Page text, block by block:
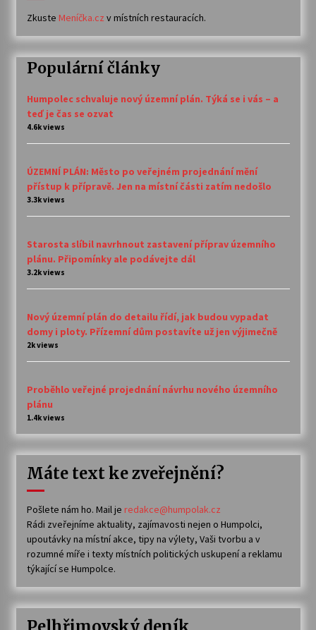
Zkuste Meníčka.cz v místních restauracích.
Populární články
Humpolec schvaluje nový územní plán. Týká se i vás – a
teď je čas se ozvat
4.6k views
ÚZEMNÍ PLÁN: Město po veřejném projednání mění
přístup k přípravě. Jen na místní části zatím nedošlo
3.3k views
Starosta slíbil navrhnout zastavení příprav územního
plánu. Připomínky ale podávejte dál
3.2k views
Nový územní plán do detailu řídí, jak budou vypadat
domy i ploty. Přízemní dům postavíte už jen výjimečně
2k views
Proběhlo veřejné projednání návrhu nového územního
plánu
1.4k views
Máte text ke zveřejnění?
Pošlete nám ho. Mail je redakce@humpolak.cz
Rádi zveřejníme aktuality, zajímavosti nejen o Humpolci,
upoutávky na místní akce, tipy na výlety, Vaši tvorbu a v
rozumné míře i texty místních politických uskupení a reklamu
týkající se Humpolce.